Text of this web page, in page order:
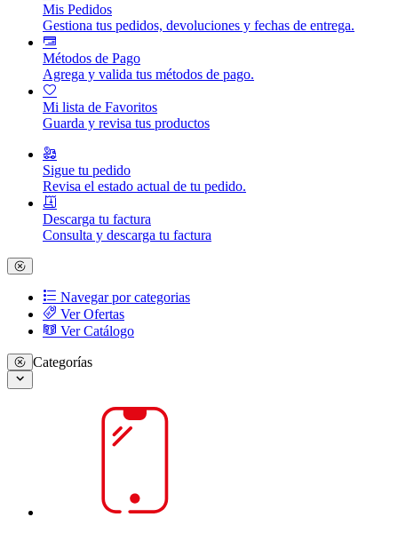
Mis Pedidos
Gestiona tus pedidos, devoluciones y fechas de entrega.
Métodos de Pago
Agrega y valida tus métodos de pago.
Mi lista de Favoritos
Guarda y revisa tus productos
Sigue tu pedido
Revisa el estado actual de tu pedido.
Descarga tu factura
Consulta y descarga tu factura
Navegar por categorias
Ver Ofertas
Ver Catálogo
Categorías